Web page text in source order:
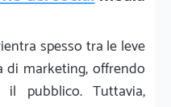
spesso tra le leve
marketing, offrendo
pubblico. Tuttavia,